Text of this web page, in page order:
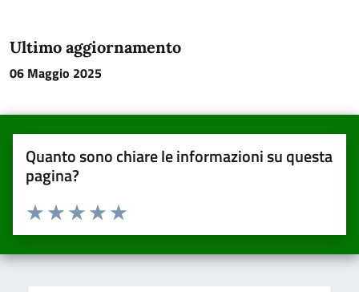
Ultimo aggiornamento
06 Maggio 2025
Quanto sono chiare le informazioni su questa
pagina?
Valuta da 1 a 5 stelle la pagina
Valuta 5 stelle su 5
Valuta 4 stelle su 5
Valuta 3 stelle su 5
Valuta 2 stelle su 5
Valuta una stella su 5